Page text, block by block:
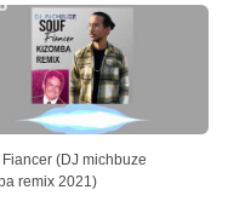
(DJ michbuze
remix 2021)